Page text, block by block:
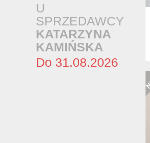
U
SPRZEDAWCY
KATARZYNA
KAMIŃSKA
Do 31.08.2026